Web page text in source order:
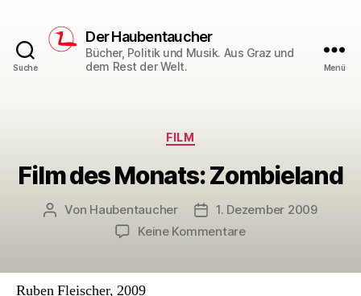
Suche
Der Haubentaucher
Bücher, Politik und Musik. Aus Graz und
dem Rest der Welt.
Menü
Kategorien
FILM
Film des Monats: Zombieland
Beitragsautor
Von Haubentaucher Veröffentlichungsdatum
1. Dezember 2009
Keine Kommentarezu
Ruben Fleischer, 2009